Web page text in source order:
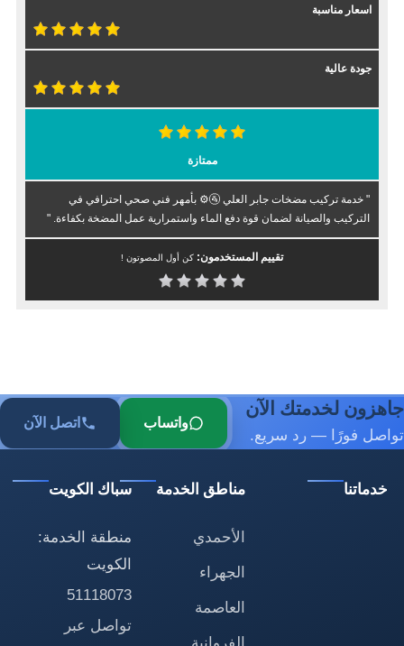
اسعار مناسبة
جودة عالية
ممتازة
" خدمة تركيب مضخات جابر العلي 🚰⚙️ بأمهر فني صحي احترافي في
التركيب والصيانة لضمان قوة دفع الماء واستمرارية عمل المضخة بكفاءة. "
تقييم المستخدمون: كن أول المصوتون !
جاهزون لخدمتك الآن
تواصل فورًا — رد سريع.
واتساب اتصل الآن
خدماتنا مناطق الخدمة
الأحمدي
الجهراء
العاصمة
الفروانية
سباك الكويت
منطقة الخدمة:
الكويت
51118073
تواصل عبر